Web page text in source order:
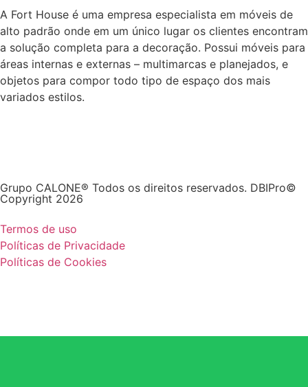
A Fort House é uma empresa especialista em móveis de
alto padrão onde em um único lugar os clientes encontram
a solução completa para a decoração. Possui móveis para
áreas internas e externas – multimarcas e planejados, e
objetos para compor todo tipo de espaço dos mais
variados estilos.
Grupo CALONE® Todos os direitos reservados. DBIPro©
Copyright 2026
Termos de uso
Políticas de Privacidade
Políticas de Cookies